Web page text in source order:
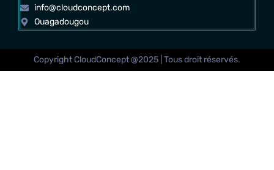
info@cloudconcept.com
Ouagadougou
Copyright CloudConcept @2025 | Tous droit réservés.